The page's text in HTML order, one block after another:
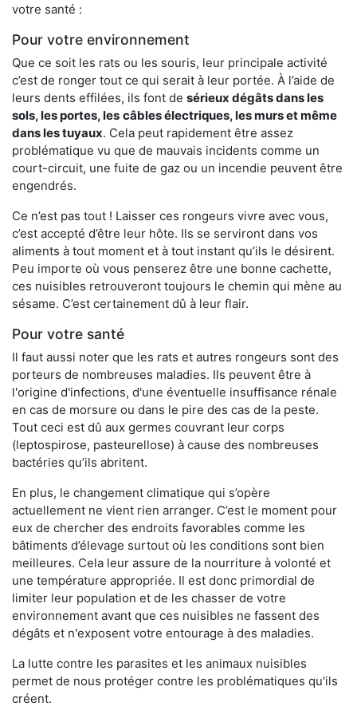
votre santé :
Pour votre environnement
Que ce soit les rats ou les souris, leur principale activité
c’est de ronger tout ce qui serait à leur portée. À l’aide de
leurs dents effilées, ils font de sérieux dégâts dans les
sols, les portes, les câbles électriques, les murs et même
dans les tuyaux. Cela peut rapidement être assez
problématique vu que de mauvais incidents comme un
court-circuit, une fuite de gaz ou un incendie peuvent être
engendrés.
Ce n’est pas tout ! Laisser ces rongeurs vivre avec vous,
c’est accepté d’être leur hôte. Ils se serviront dans vos
aliments à tout moment et à tout instant qu’ils le désirent.
Peu importe où vous penserez être une bonne cachette,
ces nuisibles retrouveront toujours le chemin qui mène au
sésame. C’est certainement dû à leur flair.
Pour votre santé
Il faut aussi noter que les rats et autres rongeurs sont des
porteurs de nombreuses maladies. Ils peuvent être à
l'origine d'infections, d'une éventuelle insuffisance rénale
en cas de morsure ou dans le pire des cas de la peste.
Tout ceci est dû aux germes couvrant leur corps
(leptospirose, pasteurellose) à cause des nombreuses
bactéries qu’ils abritent.
En plus, le changement climatique qui s’opère
actuellement ne vient rien arranger. C’est le moment pour
eux de chercher des endroits favorables comme les
bâtiments d’élevage surtout où les conditions sont bien
meilleures. Cela leur assure de la nourriture à volonté et
une température appropriée. Il est donc primordial de
limiter leur population et de les chasser de votre
environnement avant que ces nuisibles ne fassent des
dégâts et n'exposent votre entourage à des maladies.
La lutte contre les parasites et les animaux nuisibles
permet de nous protéger contre les problématiques qu'ils
créent.